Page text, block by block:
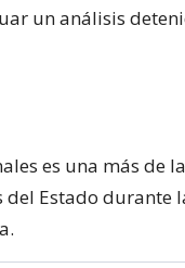
un análisis
es una más de
Estado durante